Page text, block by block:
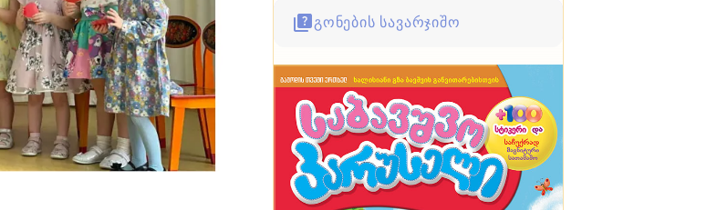
გონების სავარჯიშო